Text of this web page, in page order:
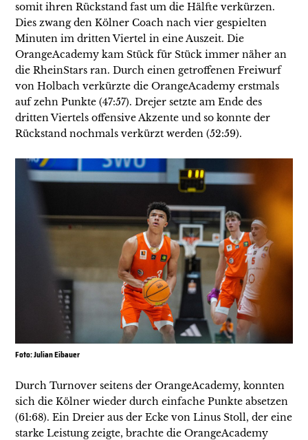
somit ihren Rückstand fast um die Hälfte verkürzen.
Dies zwang den Kölner Coach nach vier gespielten
Minuten im dritten Viertel in eine Auszeit. Die
OrangeAcademy kam Stück für Stück immer näher an
die RheinStars ran. Durch einen getroffenen Freiwurf
von Holbach verkürzte die OrangeAcademy erstmals
auf zehn Punkte (47:57). Drejer setzte am Ende des
dritten Viertels offensive Akzente und so konnte der
Rückstand nochmals verkürzt werden (52:59).
Foto: Julian Eibauer
Durch Turnover seitens der OrangeAcademy, konnten
sich die Kölner wieder durch einfache Punkte absetzen
(61:68). Ein Dreier aus der Ecke von Linus Stoll, der eine
starke Leistung zeigte, brachte die OrangeAcademy